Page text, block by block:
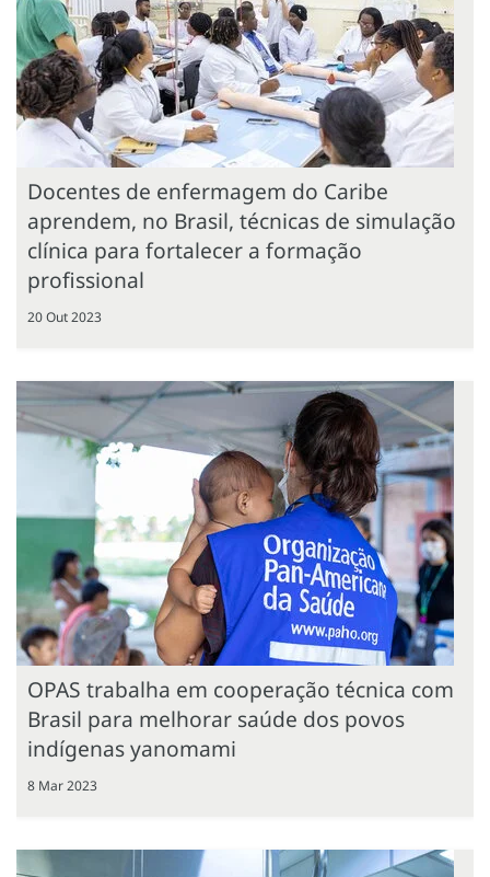
Docentes de enfermagem do Caribe
aprendem, no Brasil, técnicas de simulação
clínica para fortalecer a formação
profissional
20 Out 2023
OPAS trabalha em cooperação técnica com
Brasil para melhorar saúde dos povos
indígenas yanomami
8 Mar 2023